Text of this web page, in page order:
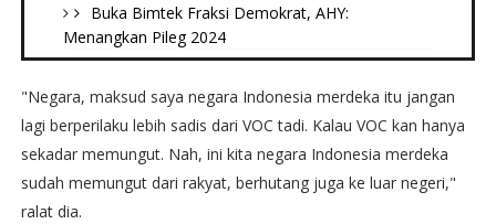
Buka Bimtek Fraksi Demokrat, AHY:
Menangkan Pileg 2024
"Negara, maksud saya negara Indonesia merdeka itu jangan
lagi berperilaku lebih sadis dari VOC tadi. Kalau VOC kan hanya
sekadar memungut. Nah, ini kita negara Indonesia merdeka
sudah memungut dari rakyat, berhutang juga ke luar negeri,"
ralat dia.